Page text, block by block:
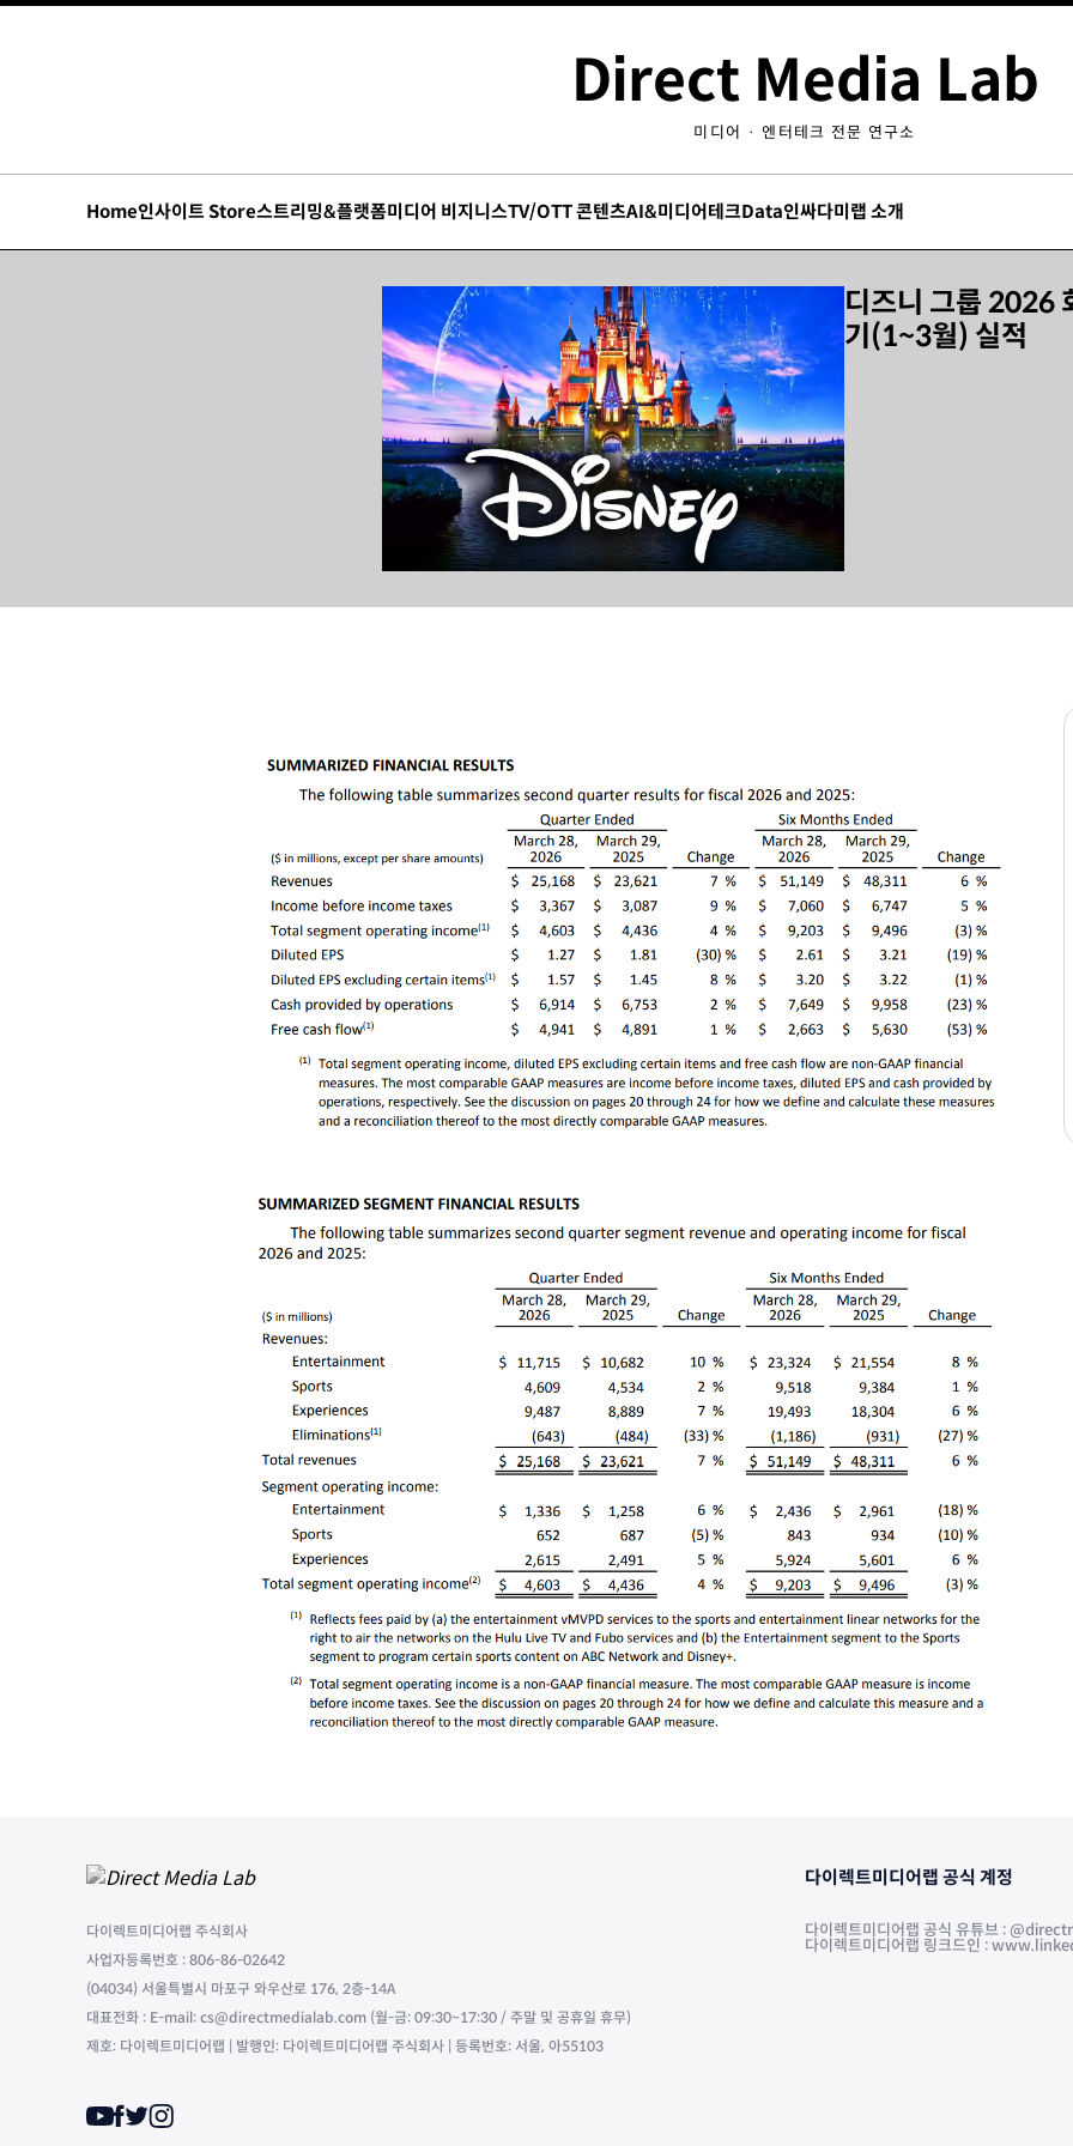
Direct Media Lab
미디어 · 엔터테크 전문 연구소
Home인사이트 Store스트리밍&플랫폼미디어 비지니스TV/OTT 콘텐츠AI&미디어테크Data인싸다미랩 소개
디즈니 그룹 2026
기(1~3월) 실적
다이렉트미디어랩 주식회사
사업자등록번호 : 806-86-02642
(04034) 서울특별시 마포구 와우산로 176, 2층-14A
대표전화 : E-mail: cs@directmedialab.com (월-금: 09:30~17:30 / 주말 및 공휴일 휴무)
제호: 다이렉트미디어랩 | 발행인: 다이렉트미디어랩 주식회사 | 등록번호: 서울, 아55103
다이렉트미디어랩 공식 계정
다이렉트미디어랩 공식 유튜브 :
다이렉트미디어랩 링크드인 :